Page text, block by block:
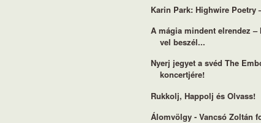
Karin Park: Highwire Poetry
A mágia mindent elrendez –
vel beszél...
Nyerj jegyet a svéd The
koncertjére!
Rukkolj, Happolj és Olvass!
Álomvölgy - Vancsó Zoltán